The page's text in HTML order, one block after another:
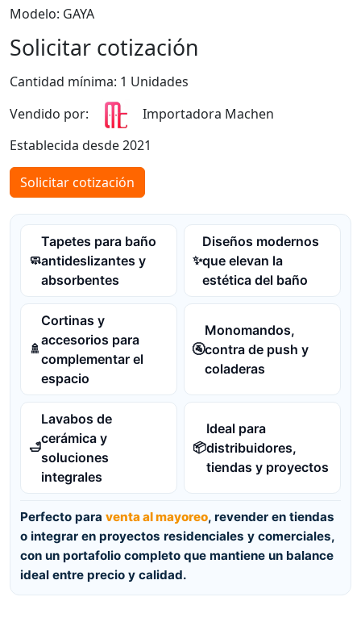
Modelo: GAYA
Solicitar cotización
Cantidad mínima: 1 Unidades
Vendido por:
Importadora Machen
Establecida desde 2021
Solicitar cotización
🧼
Tapetes para baño
antideslizantes y
absorbentes
✨
Diseños modernos
que elevan la
estética del baño
🚿
Cortinas y
accesorios para
complementar el
espacio
🚰
Monomandos,
contra de push y
coladeras
🛁
Lavabos de
cerámica y
soluciones
integrales
📦
Ideal para
distribuidores,
tiendas y proyectos
Perfecto para venta al mayoreo, revender en tiendas
o integrar en proyectos residenciales y comerciales,
con un portafolio completo que mantiene un balance
ideal entre precio y calidad.